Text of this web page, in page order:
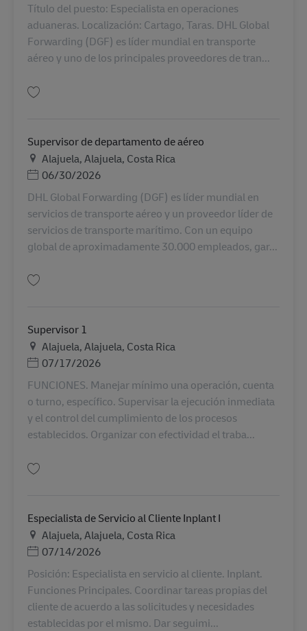
Título del puesto: Especialista en operaciones
aduaneras. Localización: Cartago, Taras. DHL Global
Forwarding (DGF) es líder mundial en transporte
aéreo y uno de los principales proveedores de tran...
Supervisor de departamento de aéreo
Địa điểm
Alajuela, Alajuela, Costa Rica
Posted Date
06/30/2026
DHL Global Forwarding (DGF) es líder mundial en
servicios de transporte aéreo y un proveedor líder de
servicios de transporte marítimo. Con un equipo
global de aproximadamente 30.000 empleados, gar...
Supervisor 1
Địa điểm
Alajuela, Alajuela, Costa Rica
Posted Date
07/17/2026
FUNCIONES. Manejar mínimo una operación, cuenta
o turno, específico. Supervisar la ejecución inmediata
y el control del cumplimiento de los procesos
establecidos. Organizar con efectividad el traba...
Especialista de Servicio al Cliente Inplant I
Địa điểm
Alajuela, Alajuela, Costa Rica
Posted Date
07/14/2026
Posición: Especialista en servicio al cliente. Inplant.
Funciones Principales. Coordinar tareas propias del
cliente de acuerdo a las solicitudes y necesidades
establecidas por el mismo. Dar seguimi...